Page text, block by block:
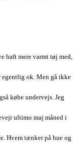
haft mere varmt tøj med,
egentlig ok. Men gå ikke
købe undervejs. Jeg
ultimo maj måned i
Hvem tænker på hue og